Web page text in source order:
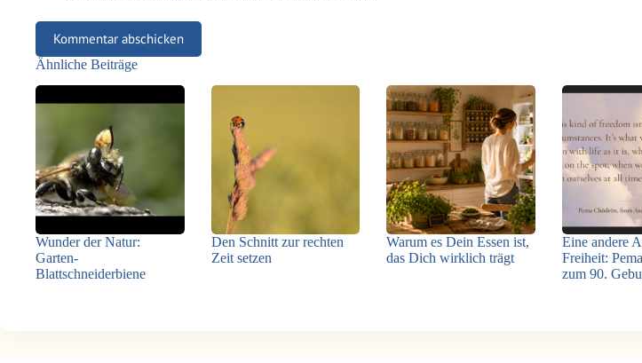
Kommentar abschicken
Ähnliche Beiträge
Wunder der Natur:
Garten-
Blattschneiderbiene
Den Schnitt zur rechten
Zeit setzen
Warum es Dein Essen ist,
das Dich wirklich trägt
Eine andere
Freiheit:
zum 90.